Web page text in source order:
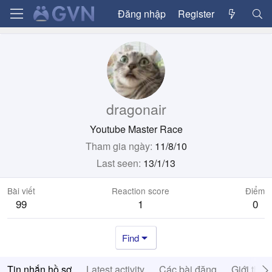
Đăng nhập Register
dragonair
Youtube Master Race
Tham gia ngày 11/8/10
Last seen 13/1/13
Bài viết
99
Reaction score
1
Điểm
0
Find